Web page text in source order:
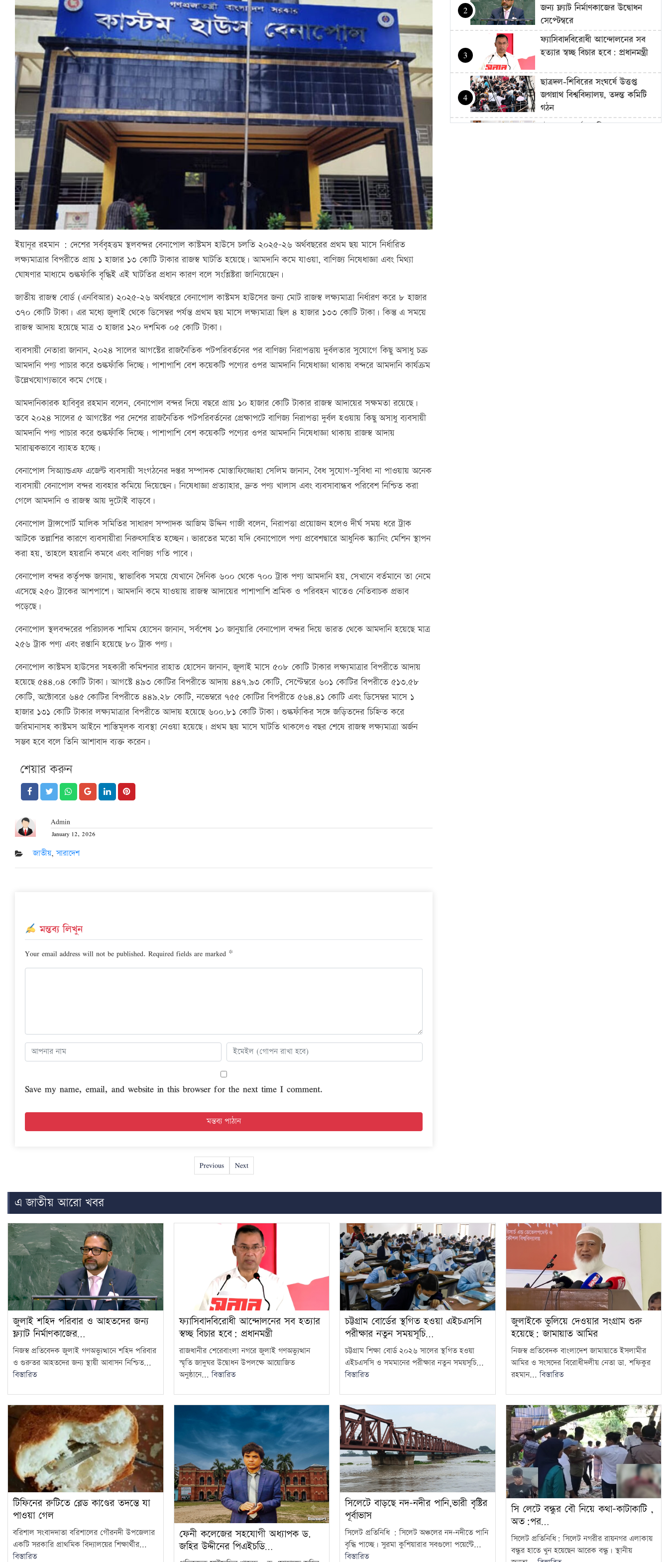
ইয়ানূর রহমান : দেশের সর্ববৃহত্তম স্থলবন্দর বেনাপোল কাস্টমস হাউসে চলতি ২০২৫-২৬ অর্থবছরের প্রথম ছয় মাসে নির্ধারিত
লক্ষ্যমাত্রার বিপরীতে প্রায় ১ হাজার ১৩ কোটি টাকার রাজস্ব ঘাটতি হয়েছে। আমদানি কমে যাওয়া, বাণিজ্য নিষেধাজ্ঞা এবং মিথ্যা
ঘোষণার মাধ্যমে শুল্কফাঁকি বৃদ্ধিই এই ঘাটতির প্রধান কারণ বলে সংশ্লিষ্টরা জানিয়েছেন।
জাতীয় রাজস্ব বোর্ড (এনবিআর) ২০২৫-২৬ অর্থবছরে বেনাপোল কাস্টমস হাউসের জন্য মোট রাজস্ব লক্ষ্যমাত্রা নির্ধারণ করে ৮ হাজার
৩৭০ কোটি টাকা। এর মধ্যে জুলাই থেকে ডিসেম্বর পর্যন্ত প্রথম ছয় মাসে লক্ষ্যমাত্রা ছিল ৪ হাজার ১৩৩ কোটি টাকা। কিন্তু এ সময়ে
রাজস্ব আদায় হয়েছে মাত্র ৩ হাজার ১২০ দশমিক ০৫ কোটি টাকা।
ব্যবসায়ী নেতারা জানান, ২০২৪ সালের আগস্টের রাজনৈতিক পটপরিবর্তনের পর বাণিজ্য নিরাপত্তায় দুর্বলতার সুযোগে কিছু অসাধু চক্র
আমদানি পণ্য পাচার করে শুল্কফাঁকি দিচ্ছে। পাশাপাশি বেশ কয়েকটি পণ্যের ওপর আমদানি নিষেধাজ্ঞা থাকায় বন্দরে আমদানি কার্যক্রম
উল্লেখযোগ্যভাবে কমে গেছে।
আমদানিকারক হাবিবুর রহমান বলেন, বেনাপোল বন্দর দিয়ে বছরে প্রায় ১০ হাজার কোটি টাকার রাজস্ব আদায়ের সক্ষমতা রয়েছে।
তবে ২০২৪ সালের ৫ আগস্টের পর দেশের রাজনৈতিক পটপরিবর্তনের প্রেক্ষাপটে বাণিজ্য নিরাপত্তা দুর্বল হওয়ায় কিছু অসাধু ব্যবসায়ী
আমদানি পণ্য পাচার করে শুল্কফাঁকি দিচ্ছে। পাশাপাশি বেশ কয়েকটি পণ্যের ওপর আমদানি নিষেধাজ্ঞা থাকায় রাজস্ব আদায়
মারাত্মকভাবে ব্যাহত হচ্ছে।
বেনাপোল সিঅ্যান্ডএফ এজেন্ট ব্যবসায়ী সংগঠনের দপ্তর সম্পাদক মোস্তাফিজ্জোহা সেলিম জানান, বৈধ সুযোগ-সুবিধা না পাওয়ায় অনেক
ব্যবসায়ী বেনাপোল বন্দর ব্যবহার কমিয়ে দিয়েছেন। নিষেধাজ্ঞা প্রত্যাহার, দ্রুত পণ্য খালাস এবং ব্যবসাবান্ধব পরিবেশ নিশ্চিত করা
গেলে আমদানি ও রাজস্ব আয় দুটোই বাড়বে।
বেনাপোল ট্রান্সপোর্ট মালিক সমিতির সাধারণ সম্পাদক আজিম উদ্দিন গাজী বলেন, নিরাপত্তা প্রয়োজন হলেও দীর্ঘ সময় ধরে ট্রাক
আটকে তল্লাশির কারণে ব্যবসায়ীরা নিরুৎসাহিত হচ্ছেন। ভারতের মতো যদি বেনাপোলে পণ্য প্রবেশদ্বারে আধুনিক স্ক্যানিং মেশিন স্থাপন
করা হয়, তাহলে হয়রানি কমবে এবং বাণিজ্য গতি পাবে।
বেনাপোল বন্দর কর্তৃপক্ষ জানায়, স্বাভাবিক সময়ে যেখানে দৈনিক ৬০০ থেকে ৭০০ ট্রাক পণ্য আমদানি হয়, সেখানে বর্তমানে তা নেমে
এসেছে ২৫০ ট্রাকের আশপাশে। আমদানি কমে যাওয়ায় রাজস্ব আদায়ের পাশাপাশি শ্রমিক ও পরিবহন খাতেও নেতিবাচক প্রভাব
পড়েছে।
বেনাপোল স্থলবন্দরের পরিচালক শামিম হোসেন জানান, সর্বশেষ ১০ জানুয়ারি বেনাপোল বন্দর দিয়ে ভারত থেকে আমদানি হয়েছে মাত্র
২৫৬ ট্রাক পণ্য এবং রপ্তানি হয়েছে ৮০ ট্রাক পণ্য।
বেনাপোল কাস্টমস হাউসের সহকারী কমিশনার রাহাত হোসেন জানান, জুলাই মাসে ৫০৮ কোটি টাকার লক্ষ্যমাত্রার বিপরীতে আদায়
হয়েছে ৫৪৪.০৪ কোটি টাকা। আগস্টে ৪৯৩ কোটির বিপরীতে আদায় ৪৪৭.৯৩ কোটি, সেপ্টেম্বরে ৬০১ কোটির বিপরীতে ৫১৩.৫৮
কোটি, অক্টোবরে ৬৪৫ কোটির বিপরীতে ৪৪৯.২৮ কোটি, নভেম্বরে ৭৫৫ কোটির বিপরীতে ৫৬৪.৪১ কোটি এবং ডিসেম্বর মাসে ১
হাজার ১৩১ কোটি টাকার লক্ষ্যমাত্রার বিপরীতে আদায় হয়েছে ৬০০.৮১ কোটি টাকা। শুল্কফাঁকির সঙ্গে জড়িতদের চিহ্নিত করে
জরিমানাসহ কাস্টমস আইনে শাস্তিমূলক ব্যবস্থা নেওয়া হয়েছে। প্রথম ছয় মাসে ঘাটতি থাকলেও বছর শেষে রাজস্ব লক্ষ্যমাত্রা অর্জন
সম্ভব হবে বলে তিনি আশাবাদ ব্যক্ত করেন।
শেয়ার করুন
Admin
Posted
on
January 12, 2026
জাতীয়,সারাদেশ
মন্তব্য লিখুন
Your email address will not be published. Required fields are marked *
Save my name, email, and website in this browser for the next time I comment.
Previous Next
2
জন্য ফ্ল্যাট নির্মাণকাজের উদ্বোধন
সেপ্টেম্বরে
3
ফ্যাসিবাদবিরোধী আন্দোলনের সব
হত্যার স্বচ্ছ বিচার হবে: প্রধানমন্ত্রী
4
ছাত্রদল-শিবিরের সংঘর্ষে উত্তপ্ত
জগন্নাথ বিশ্ববিদ্যালয়, তদন্ত কমিটি
গঠন
চট্টগ্রাম বোর্ডের স্থগিত হওয়া
এ জাতীয় আরো খবর
জুলাই শহিদ পরিবার ও আহতদের জন্য
ফ্ল্যাট নির্মাণকাজের…
নিজস্ব প্রতিবেদক জুলাই গণঅভ্যুত্থানে শহিদ পরিবার
ও গুরুতর আহতদের জন্য স্থায়ী আবাসন নিশ্চিত...
বিস্তারিত
ফ্যাসিবাদবিরোধী আন্দোলনের সব হত্যার
স্বচ্ছ বিচার হবে: প্রধানমন্ত্রী
রাজধানীর শেরেবাংলা নগরে জুলাই গণঅভ্যুত্থান
স্মৃতি জাদুঘর উদ্বোধন উপলক্ষে আয়োজিত
অনুষ্ঠানে...বিস্তারিত
চট্টগ্রাম বোর্ডের স্থগিত হওয়া এইচএসসি
পরীক্ষার নতুন সময়সূচি…
চট্টগ্রাম শিক্ষা বোর্ড ২০২৬ সালের স্থগিত হওয়া
এইচএসসি ও সমমানের পরীক্ষার নতুন সময়সূচি...
বিস্তারিত
জুলাইকে ভুলিয়ে দেওয়ার সংগ্রাম শুরু
হয়েছে: জামায়াত আমির
নিজস্ব প্রতিবেদক বাংলাদেশ জামায়াতে ইসলামীর
আমির ও সংসদের বিরোধীদলীয় নেতা ডা. শফিকুর
রহমান...বিস্তারিত
টিফিনের রুটিতে ব্লেড কাণ্ডের তদন্তে যা
পাওয়া গেল
বরিশাল সংবাদদাতা বরিশালের গৌরনদী উপজেলার
একটি সরকারি প্রাথমিক বিদ্যালয়ের শিক্ষার্থীর...
বিস্তারিত
ফেনী কলেজের সহযোগী অধ্যাপক ড.
জহির উদ্দীনের পিএইচডি…
সিলেটে বাড়ছে নদ-নদীর পানি,ভারী বৃষ্টির
পূর্বাভাস
সিলেট প্রতিনিধি : সিলেট অঞ্চলের নদ-নদীতে পানি
বৃদ্ধি পাচ্ছে। সুরমা কুশিয়ারার সবগুলো পয়েন্টে...
বিস্তারিত
সি লেটে বন্ধুর বৌ নিয়ে কথা-কাটাকাটি ,
অত:পর…
সিলেট প্রতিনিধি: সিলেট নগরীর রায়নগর এলাকায়
বন্ধুর হাতে খুন হয়েছেন আরেক বন্ধু। স্থানীয়